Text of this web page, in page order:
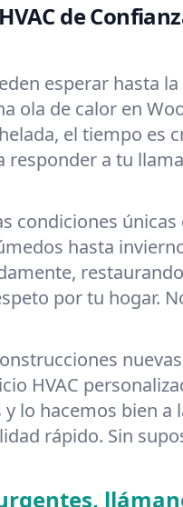
de
esperar hasta la
ola de calor en
el tiempo es
a tu
condiciones únicas
hasta
por tu hogar.
HVAC
y lo hacemos bien
rápido. Sin